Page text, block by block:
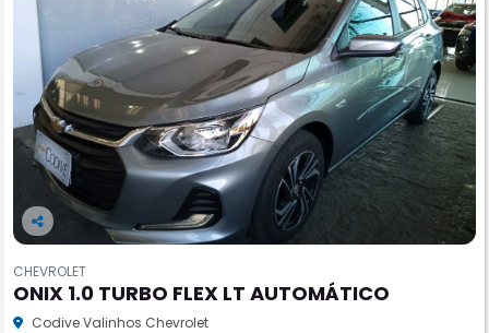
Co
pa
rtil
he
CHEVROLET
ONIX 1.0 TURBO FLEX LT AUTOMÁTICO
Codive Valinhos Chevrolet